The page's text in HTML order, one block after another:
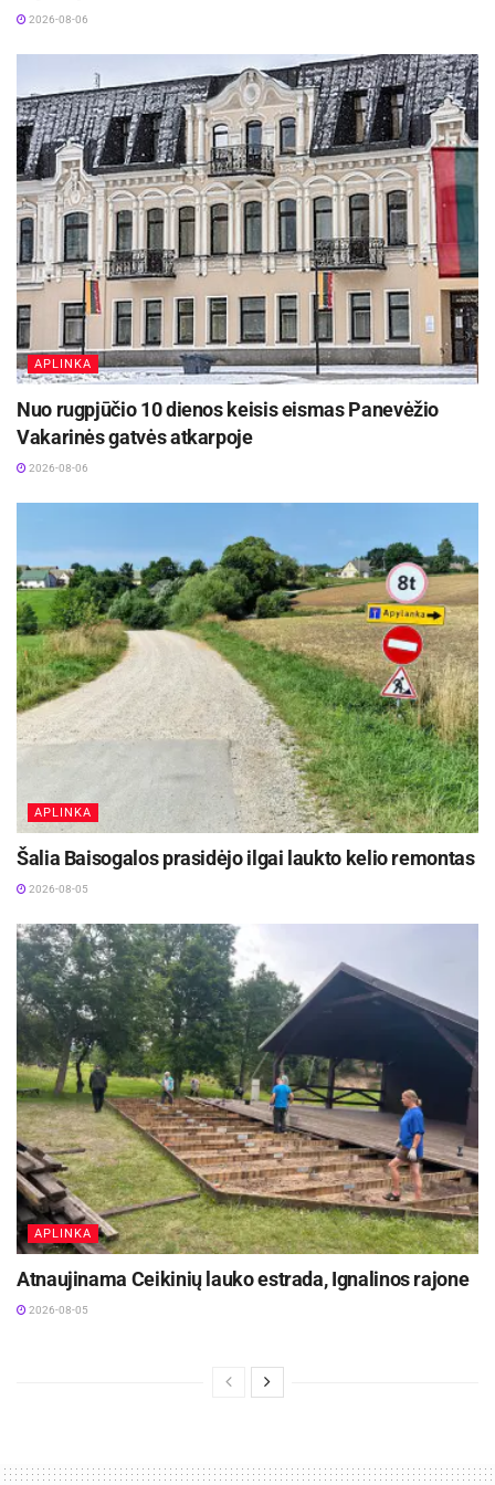
Tokiu būdu projektas prisidės prie viešųjų erdvių
kokybės gerinimo, kultūrinio gyvenimo
stiprinimo, socialinės įtraukties didinimo ir
tvarios rekreacijos galimybių plėtros Molėtų
mieste.
Šaltinis: Molėtų rajono savivaldybė
Žymos: Savivalda
2026-08-06
APLINKA
Nuo rugpjūčio 10 dienos keisis eismas Panevėžio
Vakarinės gatvės atkarpoje
2026-08-06
APLINKA
Šalia Baisogalos prasidėjo ilgai laukto kelio remontas
2026-08-05
APLINKA
Atnaujinama Ceikinių lauko estrada, Ignalinos rajone
2026-08-05